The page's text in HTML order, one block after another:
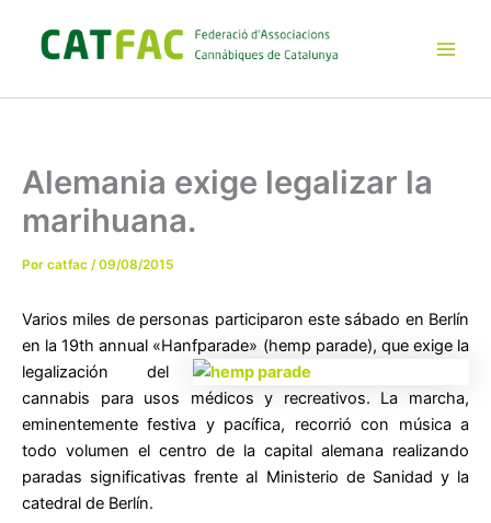
contenido
Alemania exige legalizar la
marihuana.
Por catfac /09/08/2015
Varios miles de personas participaron este sábado en Berlín
en la 19th annual «Hanfparade» (hemp parade), que exige la
legalización del
cannabis para usos médicos y recreativos. La marcha,
eminentemente festiva y pacífica, recorrió con música a
todo volumen el centro de la capital alemana realizando
paradas significativas frente al Ministerio de Sanidad y la
catedral de Berlín.